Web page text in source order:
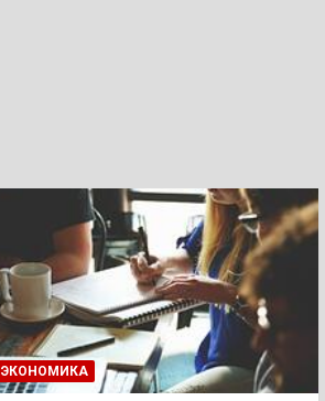
ЭКОНОМИКА